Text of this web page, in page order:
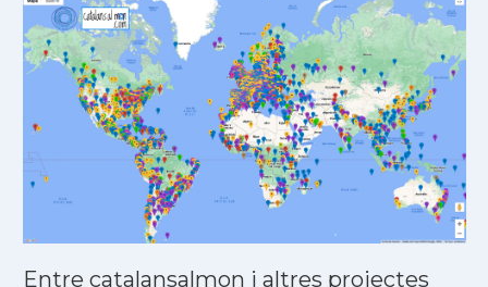
Entre catalansalmon i altres projectes